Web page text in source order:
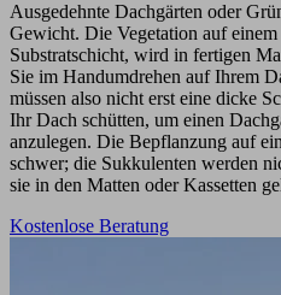
Ausgedehnte Dachgärten oder
Gewicht. Die Vegetation auf
Substratschicht, wird in fertigen
Sie im Handumdrehen auf Ihrem
müssen also nicht erst eine dicke
Ihr Dach schütten, um einen
anzulegen. Die Bepflanzung auf
schwer; die Sukkulenten werden
sie in den Matten oder Kassetten
Kostenlose Beratung